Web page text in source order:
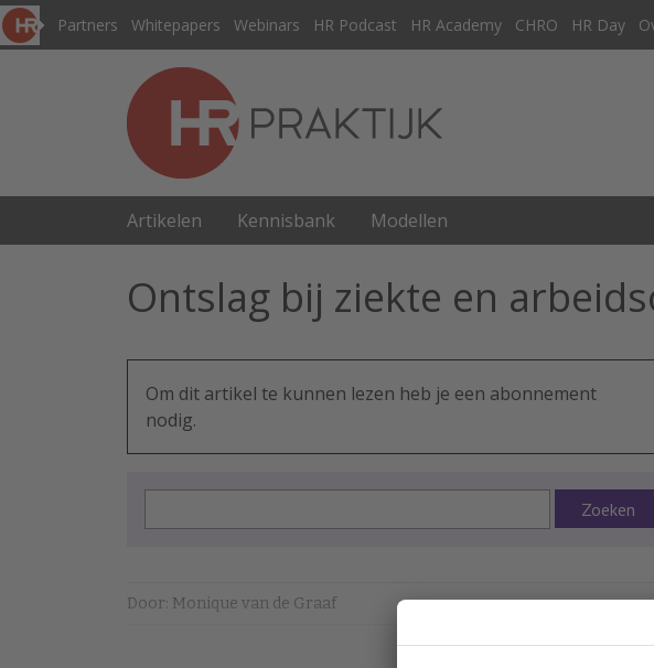
Partners Whitepapers Webinars HR Podcast HR Academy CHRO HR Day
Artikelen Kennisbank Modellen
Ontslag bij ziekte en
Om dit artikel te kunnen lezen heb je een abonnement
nodig.
Zoeken
Door: Monique van de Graaf